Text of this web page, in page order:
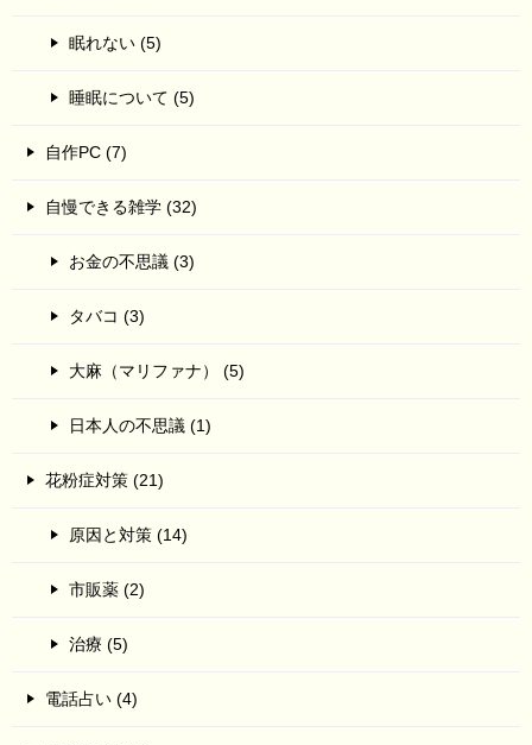
眠れない (5)
睡眠について (5)
自作PC (7)
自慢できる雑学 (32)
お金の不思議 (3)
タバコ (3)
大麻（マリファナ） (5)
日本人の不思議 (1)
花粉症対策 (21)
原因と対策 (14)
市販薬 (2)
治療 (5)
電話占い (4)